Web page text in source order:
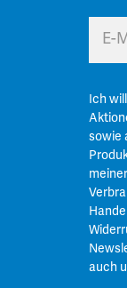
E-
Ich
sowie
auch